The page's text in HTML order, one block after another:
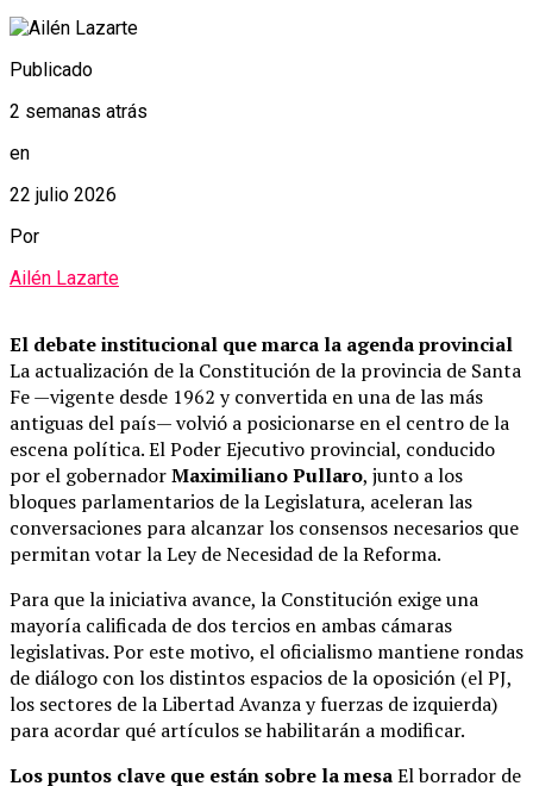
Publicado
2 semanas atrás
en
22 julio 2026
Por
Ailén Lazarte
El debate institucional que marca la agenda provincial
La actualización de la Constitución de la provincia de Santa
Fe —vigente desde 1962 y convertida en una de las más
antiguas del país— volvió a posicionarse en el centro de la
escena política. El Poder Ejecutivo provincial, conducido
por el gobernadorMaximiliano Pullaro, junto a los
bloques parlamentarios de la Legislatura, aceleran las
conversaciones para alcanzar los consensos necesarios que
permitan votar la Ley de Necesidad de la Reforma.
Para que la iniciativa avance, la Constitución exige una
mayoría calificada de dos tercios en ambas cámaras
legislativas. Por este motivo, el oficialismo mantiene rondas
de diálogo con los distintos espacios de la oposición (el PJ,
los sectores de la Libertad Avanza y fuerzas de izquierda)
para acordar qué artículos se habilitarán a modificar.
Los puntos clave que están sobre la mesaEl borrador de